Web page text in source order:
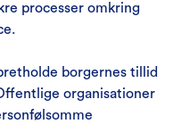
processer omkring
borgernes tillid
organisationer